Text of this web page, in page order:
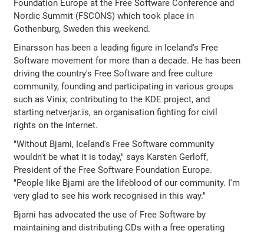
Foundation Europe at the Free Software Conference and
Nordic Summit (FSCONS) which took place in
Gothenburg, Sweden this weekend.
Einarsson has been a leading figure in Iceland's Free
Software movement for more than a decade. He has been
driving the country's Free Software and free culture
community, founding and participating in various groups
such as Vinix, contributing to the KDE project, and
starting netverjar.is, an organisation fighting for civil
rights on the Internet.
"Without Bjarni, Iceland's Free Software community
wouldn't be what it is today," says Karsten Gerloff,
President of the Free Software Foundation Europe.
"People like Bjarni are the lifeblood of our community. I'm
very glad to see his work recognised in this way."
Bjarni has advocated the use of Free Software by
maintaining and distributing CDs with a free operating